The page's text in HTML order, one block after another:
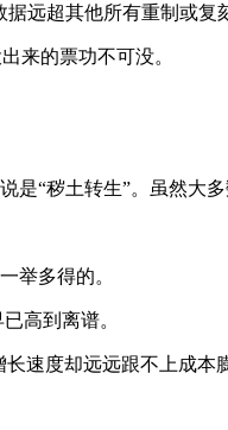
超其他所有重制或复
来的票功不可没。
“秽土转生”。虽然大
举多得的。
高到离谱。
度却远远跟不上成本